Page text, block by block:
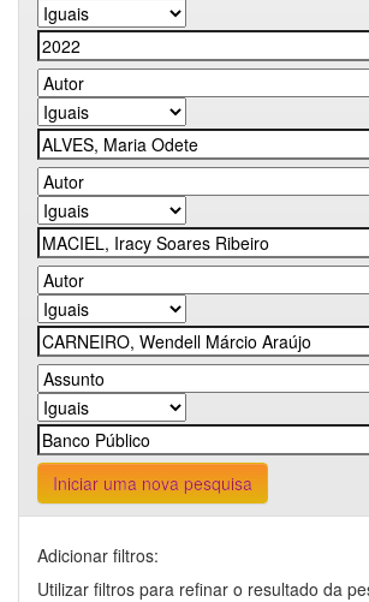
Iniciar uma nova pesquisa
Adicionar filtros:
Utilizar filtros para refinar o resultado da